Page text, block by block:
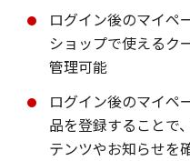
ログイン後のマイペ
ショップで使えるク
管理可能
ログイン後のマイペ
品を登録することで
テンツやお知らせを